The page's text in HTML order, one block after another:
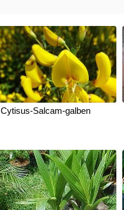
Cytisus-Salcam-galben